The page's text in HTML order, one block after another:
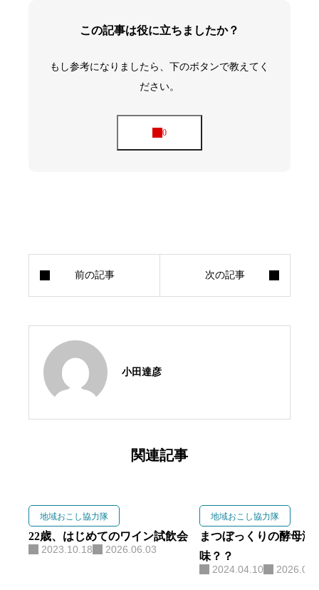
この記事は役に立ちましたか？
もし参考になりましたら、下のボタンで教えてく
ださい。
小田達彦
関連記事
地域おこし協力隊
22歳、はじめてのワイン試飲会
2023.10.18 2026.06.03
地域おこし協力隊
まつぼっくりの酵母液
味？？
2024.04.10